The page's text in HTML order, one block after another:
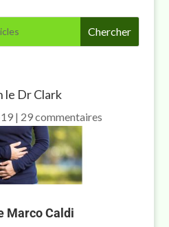
le Dr Clark
| 29 commentaires
Marco Caldi